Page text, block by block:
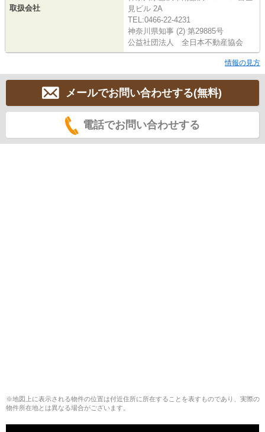
取扱会社
見ビル 2A
TEL:0466-22-4231
神奈川県知事 (2) 第29885号
公益社団法人 全日本不動産協会
情報の見方
メールでお問い合わせする(無料)
電話でお問い合わせする
※地図上に表示される物件の位置は付近住所に所在することを表すものであり、実際の
物件所在地とは異なる場合がございます。